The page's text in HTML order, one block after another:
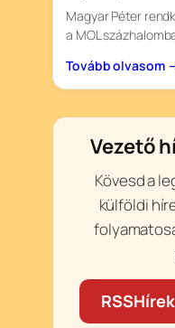
Magyar Péter
a MOL
Tovább olvasom
Vezető
Kövesd a
külföldi